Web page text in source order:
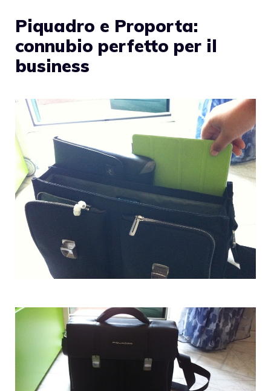
Piquadro e Proporta:
connubio perfetto per il
business